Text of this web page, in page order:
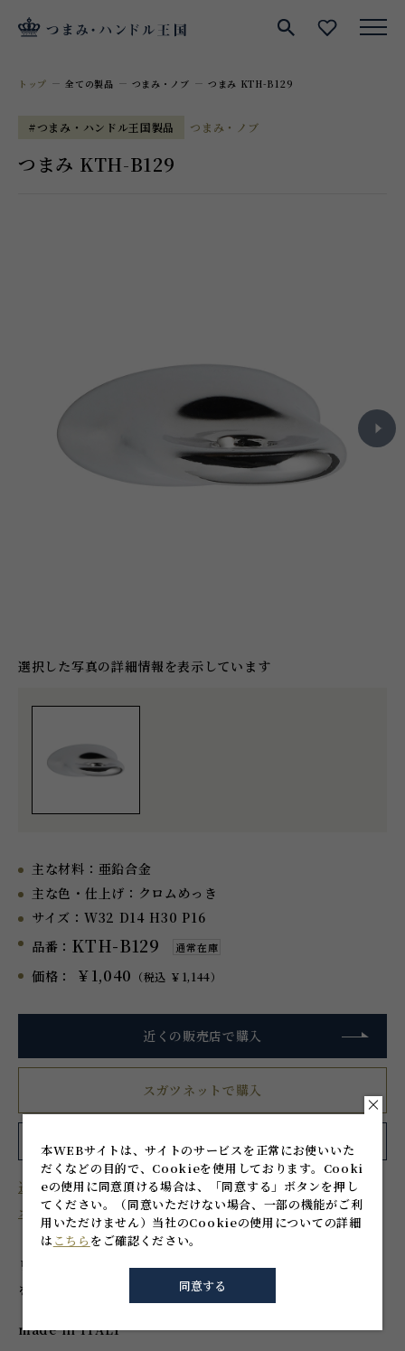
サイト内検索
お気に
トップ 全ての製品 つまみ・ノブ つまみ KTH-B129
#つまみ・ハンドル王国製品 つまみ・ノブ
つまみ KTH-B129
選択した写真の詳細情報を表示しています
主な材料： 亜鉛合金
主な色・仕上げ： クロムめっき
サイズ： W32 D14 H30 P16
品番： KTH-B129 通常在庫
価格： ￥1,040 （税込 ￥1,144）
近くの販売店で購入
スガツネットで購入
近くのショールームを探す
オーダー家具を作る
リング型の金属製つまみ。クロムめっきの光沢が家具に表情
を与えます。
made in ITALY
本WEBサイトは、サイトのサービスを正常にお使いいた
だくなどの目的で、Cookieを使用しております。 Cooki
eの使用に同意頂ける場合は、「同意する」ボタンを押し
てください。
（同意いただけない場合、一部の機能がご利
用いただけません） 当社のCookieの使用についての詳細
は こちら をご確認ください。
同意する